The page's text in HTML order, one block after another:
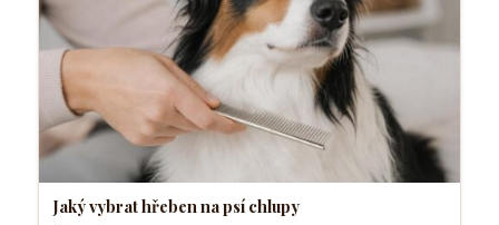
Jaký vybrat hřeben na psí chlupy